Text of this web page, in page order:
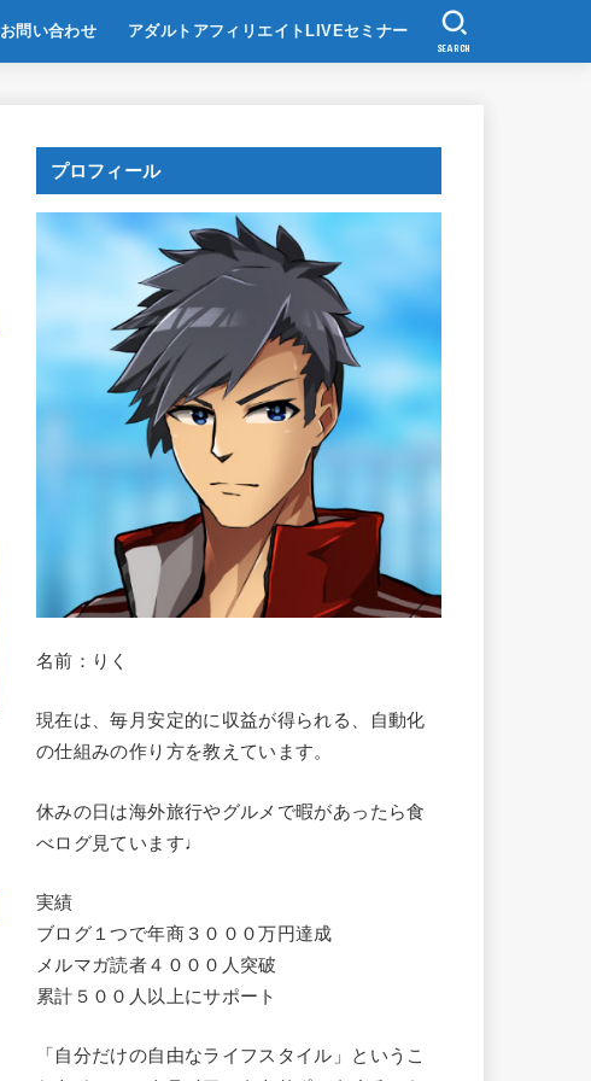
お問い合わせ アダルトアフィリエイトLIVEセミナー
SEARCH
プロフィール
名前：りく
現在は、毎月安定的に収益が得られる、自動化
の仕組みの作り方を教えています。
休みの日は海外旅行やグルメで暇があったら食
べログ見ています♩
実績
ブログ１つで年商３０００万円達成
メルマガ読者４０００人突破
累計５００人以上にサポート
「自分だけの自由なライフスタイル」というこ